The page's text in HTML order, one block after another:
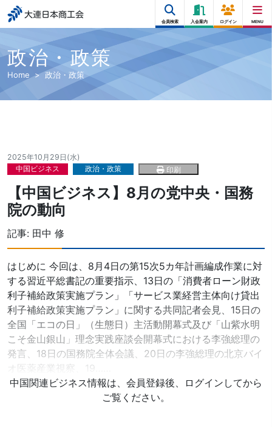
大連日本商工会
会員検索 入会案内 ログイン MENU
政治・政策
Home 政治・政策
2025年10月29日(水)
中国ビジネス
政治・政策 印刷
【中国ビジネス】8月の党中央・国務
院の動向
記事: 田中 修
はじめに 今回は、8月4日の第15次5カ年計画編成作業に対
する習近平総書記の重要指示、13日の「消費者ローン財政
利子補給政策実施プラン」「サービス業経営主体向け貸出
利子補給政策実施プラン」に関する共同記者会見、15日の
全国「エコの日」（生態日）主活動開幕式及び「山紫水明
こそ金山銀山」理念実践座談会開幕式における李強総理の
発言、18日の国務院全体会議、20日の李強総理の北京バイ
オ医薬産業視察、19……
中国関連ビジネス情報は、会員登録後、ログインしてから
ご覧ください。